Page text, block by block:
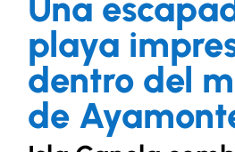
Una
playa
dentro del
de